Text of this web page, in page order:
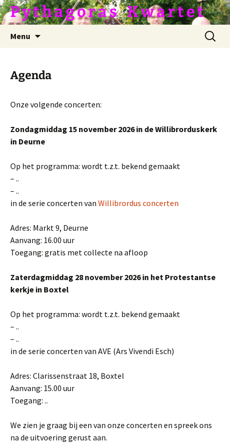
Ga
naarP y t h a g o r a s ­­­ ­ ­ K w a r t e t
Menu
Zoeken
naar:
Agenda
Onze volgende concerten:
Zondagmiddag 15 november 2026 in de Willibrorduskerk
in Deurne
Op het programma: wordt t.z.t. bekend gemaakt
– ..
– ..
in de serie concerten van Willibrordus concerten
Adres: Markt 9, Deurne
Aanvang: 16.00 uur
Toegang: gratis met collecte na afloop
Zaterdagmiddag 28 november 2026 in het Protestantse
kerkje in Boxtel
Op het programma: wordt t.z.t. bekend gemaakt
– ..
– ..
in de serie concerten van AVE (Ars Vivendi Esch)
Adres: Clarissenstraat 18, Boxtel
Aanvang: 15.00 uur
Toegang: ..
We zien je graag bij een van onze concerten en spreek ons
na de uitvoering gerust aan.